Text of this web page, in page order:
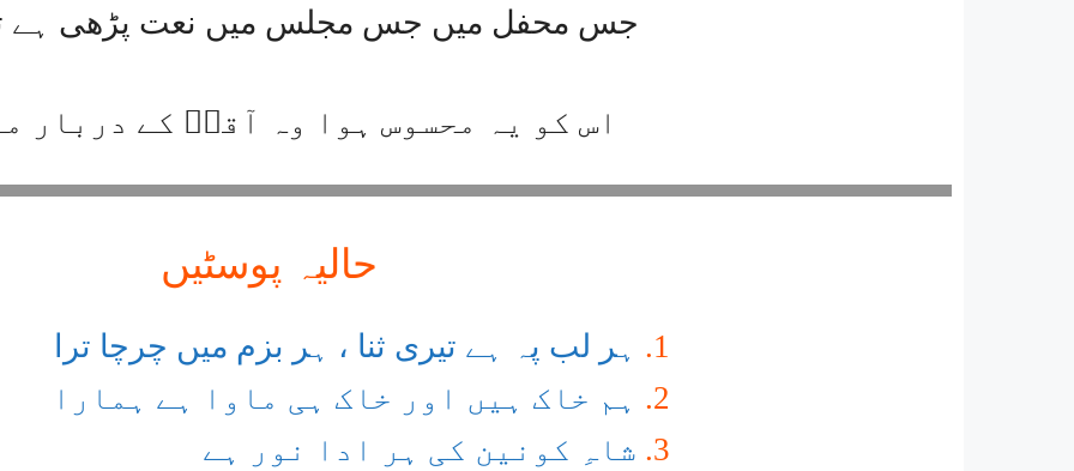
جس محفل میں جس مجلس میں نعت پڑھی ہے
اس کو یہ محسوس ہوا وہ آقاؐ کے دربار
حالیہ پوسٹیں
ہر لب پہ ہے تیری ثنا ، ہر بزم میں چرچا ترا
ہم خاک ہیں اور خاک ہی ماوا ہے ہمارا
شاہِ کونین کی ہر ادا نور ہے